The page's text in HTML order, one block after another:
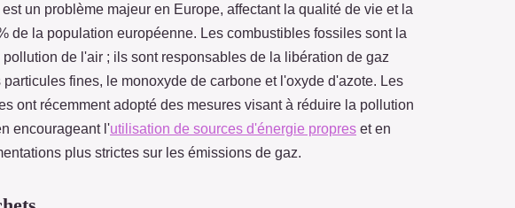
est un problème majeur en Europe, affectant la qualité de vie et la
de la population européenne. Les combustibles fossiles sont la
de l'air ; ils sont responsables de la libération de gaz
fines, le monoxyde de carbone et l'oxyde d'azote. Les
ont récemment adopté des mesures visant à réduire la pollution
encourageant l'utilisation de sources d'énergie propres et en
plus strictes sur les émissions de gaz.